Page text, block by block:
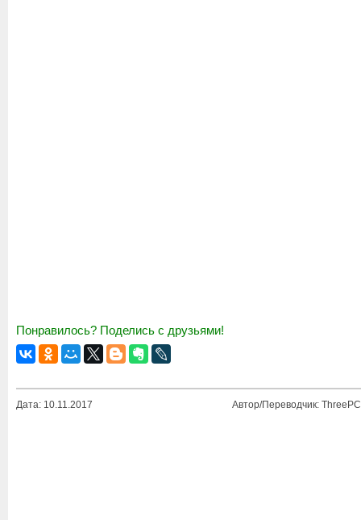
Понравилось? Поделись с друзьями!
Дата: 10.11.2017 Автор/Переводчик: ThreePC